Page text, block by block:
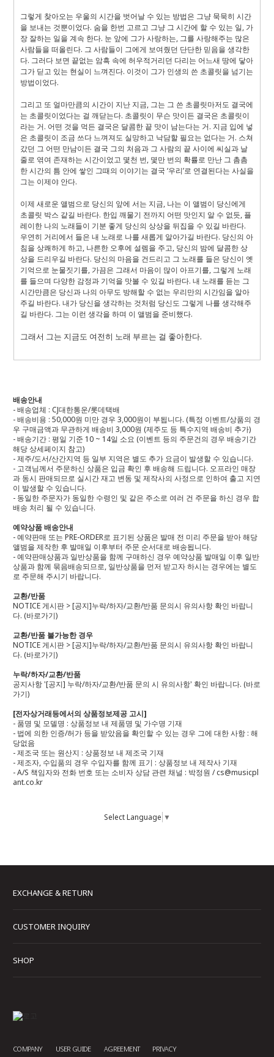
그렇게 찾아오는 우울의 시간을 벗어날 수 있는 방법은 그냥 묵묵히 시간
을 보내는 것뿐이었다. 숨을 한번 고르고 그냥 그 시간에 할 수 있는 일, 가
장 잘하는 일을 계속 한다. 눈 앞에 그가 사랑하는, 그를 사랑해주는 많은
사람들을 떠올린다. 그 사람들이 그에게 보여줬던 단단한 믿음을 생각한
다. 그러다 보면 끝없는 암흑 속에 허우적거리던 다리는 어느새 땅에 닿아
그가 딛고 있는 현실이 느껴진다. 이것이 그가 인생의 쓴 초콜릿을 넘기는
방법이었다.
그리고 또 얼마만큼의 시간이 지난 지금, 그는 그 쓴 초콜릿마저도 결국에
는 초콜릿이었다는 걸 깨닫는다. 초콜릿이 무슨 맛이든 결국은 초콜릿이
라는 거. 어떤 것을 먹든 결국은 달콤한 끝 맛이 남는다는 거. 지금 입에 넣
은 초콜릿이 조금 쓰다 느껴져도 실망하고 낙담할 필요는 없다는 거. 스쳐
갔던 그 어떤 만남이든 결국 그의 처음과 그 사람의 끝 사이에 씨실과 날
줄로 엮여 존재하는 시간이었고 몇천 번, 몇만 번의 확률로 만난 그 촘촘
한 시간의 틈 안에 쌓인 그때의 이야기는 결국 ‘우리’로 연결된다는 사실을
그는 이제야 안다.
이제 새로운 앨범으로 당신의 앞에 서는 지금, 나는 이 앨범이 당신에게
초콜릿 박스 같길 바란다. 한입 깨물기 전까지 어떤 맛인지 알 수 없듯, 플
레이한 나의 노래들이 기분 좋게 당신의 상상을 뒤집을 수 있길 바란다.
우연히 거리에서 들은 내 노래로 나를 새롭게 알아가길 바란다. 당신의 아
침을 상쾌하게 하고, 나른한 오후에 설렘을 주고, 당신의 밤에 달콤한 상
상을 드리우길 바란다. 당신의 마음을 건드리고 그 노래를 들은 당신이 옛
기억으로 눈물짓기를, 가끔은 그래서 마음이 많이 아프기를, 그렇게 노래
를 들으며 다양한 감정과 기억을 맛볼 수 있길 바란다. 내 노래를 듣는 그
시간만큼은 당신과 나의 아무도 방해할 수 없는 우리만의 시간임을 알아
주길 바란다. 내가 당신을 생각하는 것처럼 당신도 그렇게 나를 생각해주
길 바란다. 그는 이런 생각을 하며 이 앨범을 준비했다.
그래서 그는 지금도 여전히 노래 부르는 걸 좋아한다.
배송안내
- 배송업체 : CJ대한통운/롯데택배
- 배송비용 : 50,000원 미만 경우 3,000원이 부됩니다. (특정 이벤트/상품의 경
우 구매금액과 무관하게 배송비 3,000원 (제주도 등 특수지역 배송비 추가)
- 배송기간 : 평일 기준 10 ~ 14일 소요 (이벤트 등의 주문건의 경우 배송기간
해당 상세페이지 참고)
- 제주/도서/산간지역 등 일부 지역은 별도 추가 요금이 발생할 수 있습니다.
- 고객님께서 주문하신 상품은 입금 확인 후 배송해 드립니다. 오프라인 매장
과 동시 판매되므로 실시간 재고 변동 및 제작사의 사정으로 인하여 출고 지연
이 발생할 수 있습니다.
- 동일한 주문자가 동일한 수령인 및 같은 주소로 여러 건 주문을 하신 경우 합
배송 처리 될 수 있습니다.
예약상품 배송안내
- 예약판매 또는 PRE-ORDER로 표기된 상품은 발매 전 미리 주문을 받아 해당
앨범을 제작한 후 발매일 이후부터 주문 순서대로 배송됩니다.
- 예약판매상품과 일반상품을 함께 구매하신 경우 예약상품 발매일 이후 일반
상품과 함께 묶음배송되므로, 일반상품을 먼저 받고자 하시는 경우에는 별도
로 주문해 주시기 바랍니다.
교환/반품
NOTICE 게시판 > [공지]누락/하자/교환/반품 문의시 유의사항 확인 바랍니
다. (바로가기)
교환/반품 불가능한 경우
NOTICE 게시판 > [공지]누락/하자/교환/반품 문의시 유의사항 확인 바랍니
다. (바로가기)
누락/하자/교환/반품
공지사항 '[공지] 누락/하자/교환/반품 문의 시 유의사항' 확인 바랍니다. (바로
가기)
[전자상거래등에서의 상품정보제공 고시]
- 품명 및 모델명 : 상품정보 내 제품명 및 가수명 기재
- 법에 의한 인증/허가 등을 받았음을 확인할 수 있는 경우 그에 대한 사항 : 해
당없음
- 제조국 또는 원산지 : 상품정보 내 제조국 기재
- 제조자, 수입품의 경우 수입자를 함께 표기 : 상품정보 내 제작사 기재
- A/S 책임자와 전화 번호 또는 소비자 상담 관련 채널 : 박정원 / cs@musicpl
ant.co.kr
Select Language ▼
EXCHANGE & RETURN
CUSTOMER INQUIRY
SHOP
COMPANY USER GUIDE AGREEMENT PRIVACY